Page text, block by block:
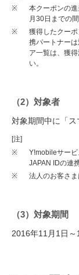
※
本クーポンの
月30日までの
※
獲得したクー
携パートナー
ア一覧は、獲
い。
（2）対象者
対象期間中に「ス
[注]
※
Y!mobileサー
JAPAN IDの連
※
法人のお客さま
（3）対象期間
2016年11月1日～